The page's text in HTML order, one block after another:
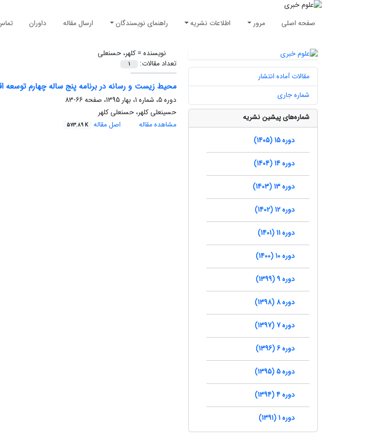
صفحه اصلی مرور اطلاعات نشریه راهنمای نویسندگان ارسال مقاله داوران
نویسنده =کلهر، حسنعلی
تعداد مقالات:
1
محیط زیست و رسانه در برنامه پنج ساله چهارم توسعه
دوره 5، شماره 1، بهار 1395، صفحه
66-83
حسینعلی کلهر، حسنعلی کلهر
مشاهده مقاله
اصل مقاله 573.89 K
مقالات آماده انتشار
شماره جاری
شماره‌های پیشین نشریه
دوره 15 (1405)
دوره 14 (1404)
دوره 13 (1403)
دوره 12 (1402)
دوره 11 (1401)
دوره 10 (1400)
دوره 9 (1399)
دوره 8 (1398)
دوره 7 (1397)
دوره 6 (1396)
دوره 5 (1395)
دوره 4 (1394)
دوره 1 (1391)